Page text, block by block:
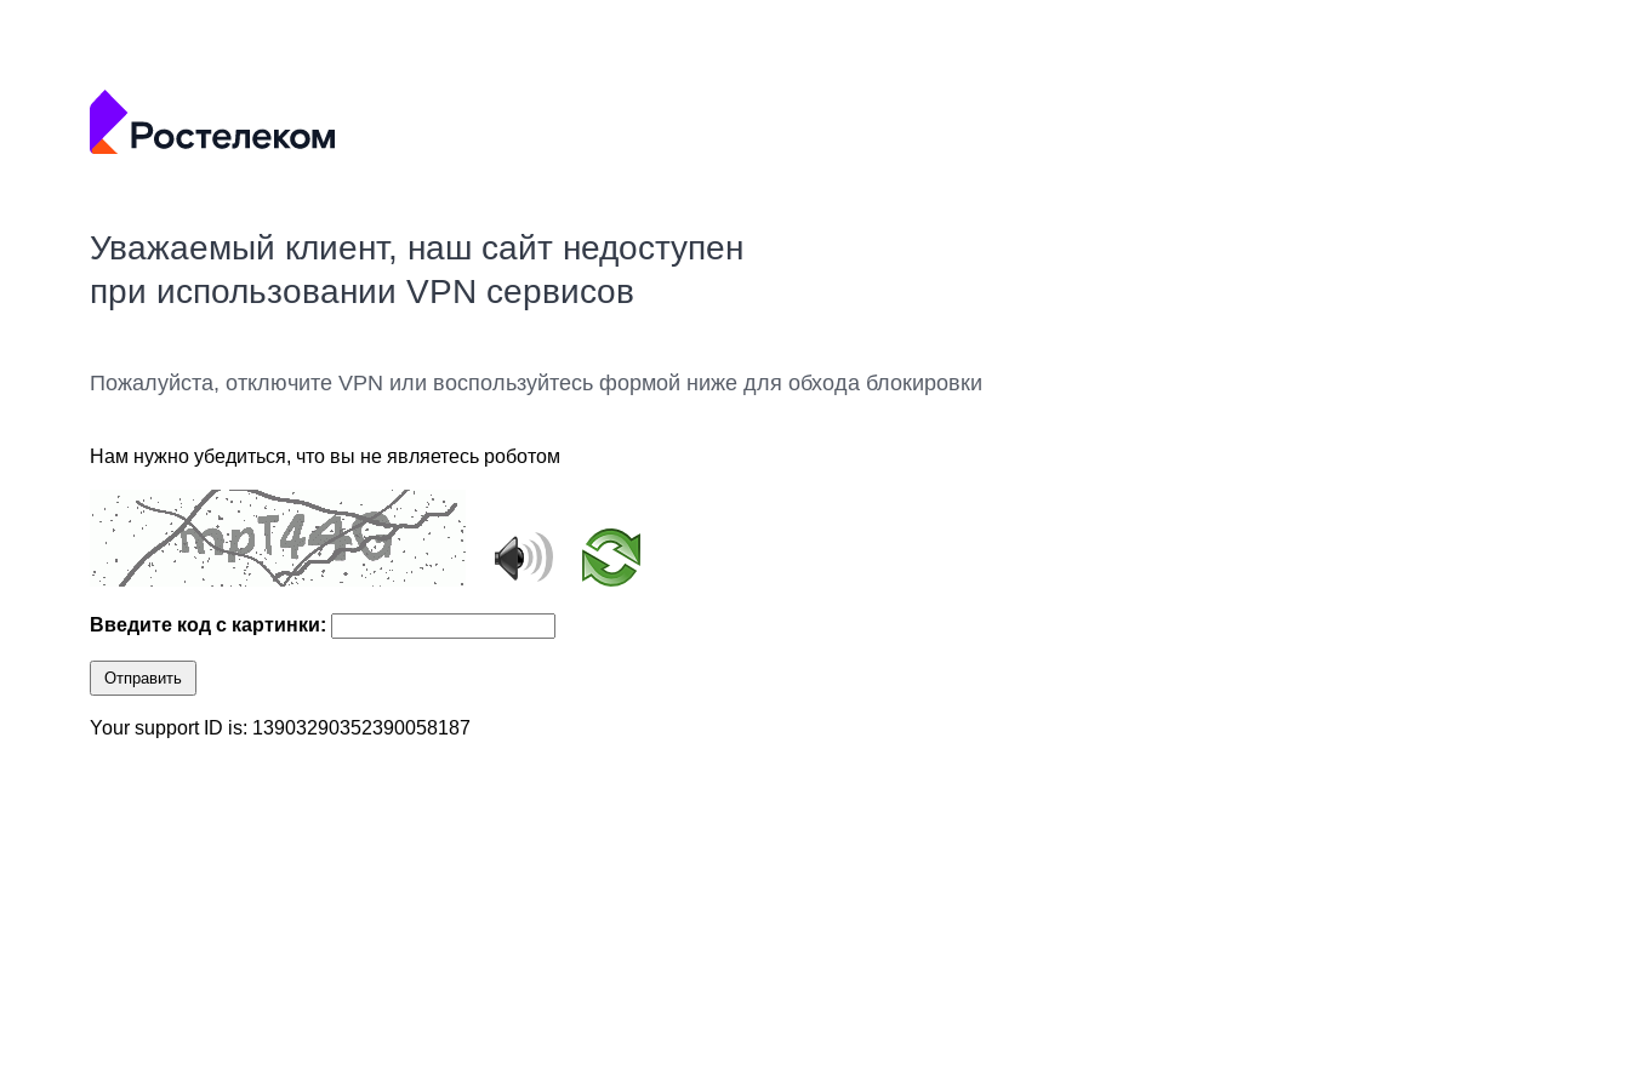
Уважаемый клиент, наш сайт недоступен
при использовании VPN сервисов
Пожалуйста, отключите VPN или воспользуйтесь формой ниже для обхода блокировки
Нам нужно убедиться, что вы не являетесь роботом
Введите код с картинки:
Отправить
Your support ID is: 13903290352390058187